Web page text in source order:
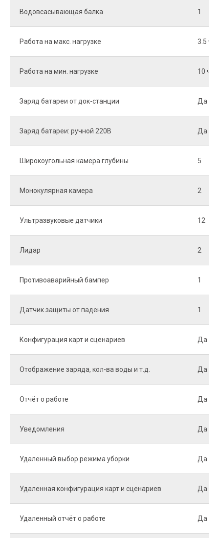
Водовсасывающая балка 1
Работа на макс. нагрузке 3.5 ч
Работа на мин. нагрузке 10 ч
Заряд батареи от док-станции Да
Заряд батареи: ручной 220В Да
Широкоугольная камера глубины 5
Монокулярная камера 2
Ультразвуковые датчики 12
Лидар 2
Противоаварийный бампер 1
Датчик защиты от падения 1
Конфигурация карт и сценариев Да
Отображение заряда, кол-ва воды и т.д. Да
Отчёт о работе Да
Уведомления Да
Удаленный выбор режима уборки Да
Удаленная конфигурация карт и сценариев Да
Удаленный отчёт о работе Да